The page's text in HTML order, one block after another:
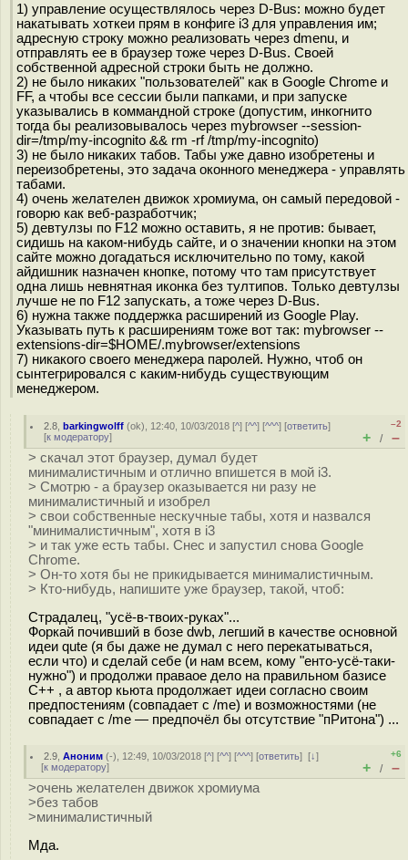
1) управление осуществлялось через D-Bus: можно будет
накатывать хоткеи прям в конфиге i3 для управления им;
адресную строку можно реализовать через dmenu, и
отправлять ее в браузер тоже через D-Bus. Своей
собственной адресной строки быть не должно.
2) не было никаких "пользователей" как в Google Chrome и
FF, а чтобы все сессии были папками, и при запуске
указывались в коммандной строке (допустим, инкогнито
тогда бы реализовывалось через mybrowser --session-
dir=/tmp/my-incognito && rm -rf /tmp/my-incognito)
3) не было никаких табов. Табы уже давно изобретены и
переизобретены, это задача оконного менеджера - управлять
табами.
4) очень желателен движок хромиума, он самый передовой -
говорю как веб-разработчик;
5) девтулзы по F12 можно оставить, я не против: бывает,
сидишь на каком-нибудь сайте, и о значении кнопки на этом
сайте можно догадаться исключительно по тому, какой
айдишник назначен кнопке, потому что там присутствует
одна лишь невнятная иконка без тултипов. Только девтулзы
лучше не по F12 запускать, а тоже через D-Bus.
6) нужна также поддержка расширений из Google Play.
Указывать путь к расширениям тоже вот так: mybrowser --
extensions-dir=$HOME/.mybrowser/extensions
7) никакого своего менеджера паролей. Нужно, чтоб он
сынтегрировался с каким-нибудь существующим
менеджером.
2.8 ,barkingwolff (ok), 12:40, 10/03/2018 [^] [^^] [^^^] [ответить]
[к модератору]
–2
+ / –
> скачал этот браузер, думал будет
минималистичным и отлично впишется в мой i3.
> Смотрю - а браузер оказывается ни разу не
минималистичный и изобрел
> свои собственные нескучные табы, хотя и назвался
"минималистичным", хотя в i3
> и так уже есть табы. Снес и запустил снова Google
Chrome.
> Он-то хотя бы не прикидывается минималистичным.
> Кто-нибудь, напишите уже браузер, такой, чтоб:
Страдалец, "усё-в-твоих-руках"...
Форкай почивший в бозе dwb, легший в качестве основной
идеи qute (я бы даже не думал с него перекатываться,
если что) и сделай себе (и нам всем, кому "енто-усё-таки-
нужно") и продолжи праваое дело на правильном базисе
C++ , а автор кьюта продолжает идеи согласно своим
предпостениям (совпадает с /me) и возможностями (не
совпадает с /me — предпочёл бы отсутствие "пРитона") ...
2.9 ,Аноним (-), 12:49, 10/03/2018 [^] [^^] [^^^] [ответить][↓]
[к модератору]
+6
+ / –
>очень желателен движок хромиума
>без табов
>минималистичный
Мда.